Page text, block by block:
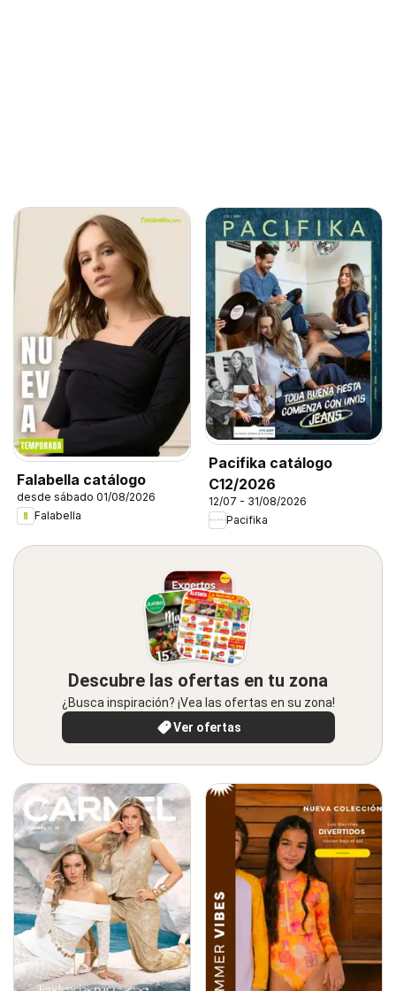
Falabella catálogo
desde sábado 01/08/2026
Falabella
Pacifika catálogo
C12/2026
12/07 - 31/08/2026
Pacifika
Descubre las ofertas en tu zona
¿Busca inspiración? ¡Vea las ofertas en su zona!
Ver ofertas